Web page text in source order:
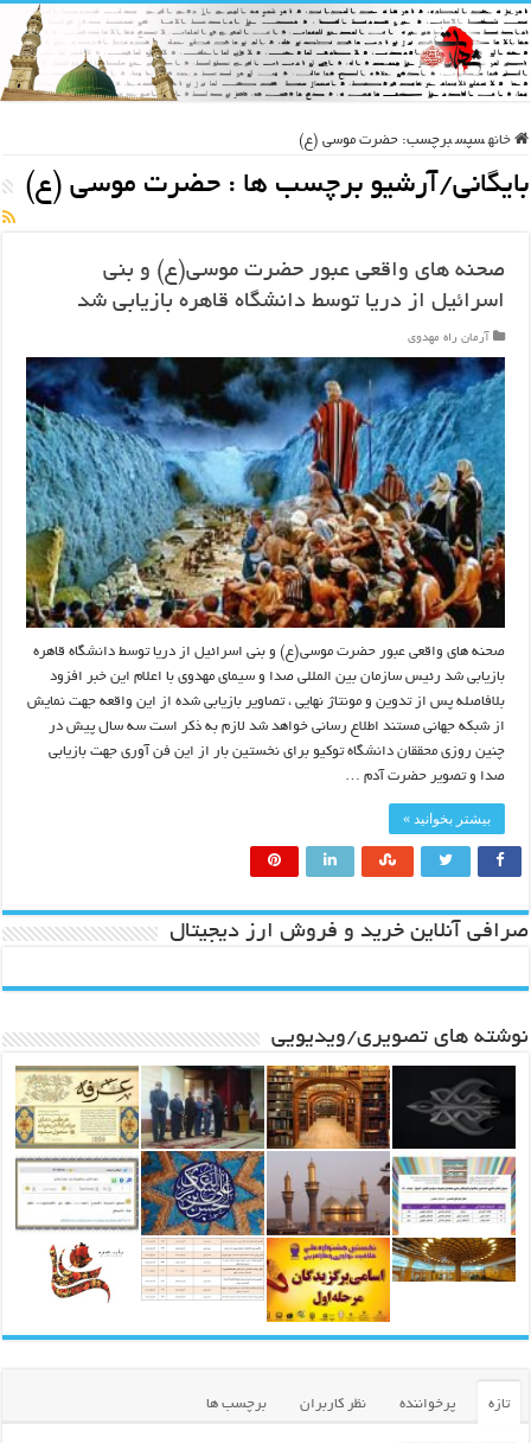
خانه سپس برچسب: حضرت موسی (ع)
بایگانی/آرشیو برچسب ها : حضرت موسی (ع)
صحنه های واقعی عبور حضرت موسی(ع) و بنی
اسرائیل از دریا توسط دانشگاه قاهره بازیابی شد
آرمان راه مهدوی
صحنه های واقعی عبور حضرت موسی(ع) و بنی اسرائیل از دریا توسط دانشگاه قاهره
بازیابی شد رئیس سازمان بین المللی صدا و سیمای مهدوی با اعلام این خبر افزود
بلافاصله پس از تدوین و مونتاژ نهایی ، تصاویر بازیابی شده از این واقعه جهت نمایش
از شبکه جهانی مستند اطلاع رسانی خواهد شد لازم به ذکر است سه سال پیش در
چنین روزی محققان دانشگاه توکیو برای نخستین بار از این فن آوری جهت بازیابی
صدا و تصویر حضرت آدم …
بیشتر بخوانید »
صرافی آنلاین خرید و فروش ارز دیجیتال
نوشته های تصویری/ویدیویی
تازه پرخواننده نظر کاربران برچسب ها